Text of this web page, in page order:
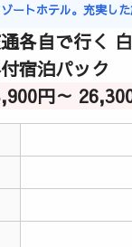
ートホテル。充実し
各自で行く
宿泊パック
円～